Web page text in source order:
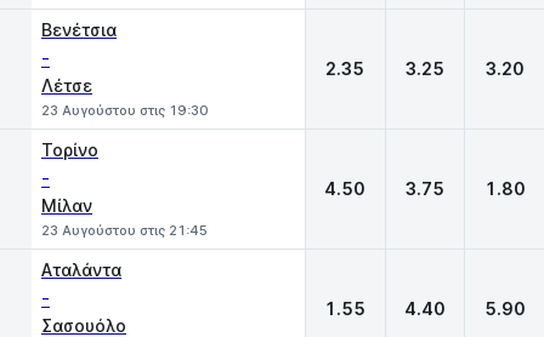
Βενέτσια
-
Λέτσε
23 Αυγούστου στις 19:30
2.35 3.25 3.20
Τορίνο
-
Μίλαν
23 Αυγούστου στις 21:45
4.50 3.75 1.80
Αταλάντα
-
Σασουόλο
1.55 4.40 5.90